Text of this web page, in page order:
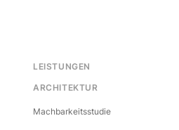
LEISTUNGEN
ARCHITEKTUR
Machbarkeitsstudie